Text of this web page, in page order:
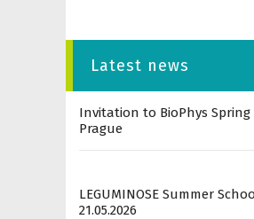
Latest news
Invitation to BioPhys Spring
Prague
LEGUMINOSE Summer
21.05.2026